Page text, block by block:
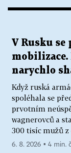
V Rusku se
narychlo
Když ruská
spoléhala se
prvotním
wagnerovců a
300 tisíc mužů z
6. 8. 2026 ▪ 4 min.